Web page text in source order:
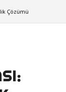
Çözümü